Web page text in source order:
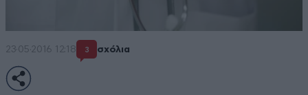
23·05·2016 12:18 3 σχόλια